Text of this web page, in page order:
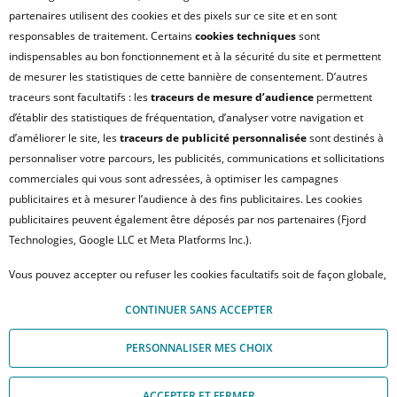
UN PROBLÈME SUR LE SITE ?
PLAN DU SITE
QUI SOMMES NOUS ?
MODULE DE GESTION DES COOKIES
HONORAIRES TRANSACTION
HONORAIRES GESTION LOCATIVE
GESTION DE VOS DONNÉES PERSONNELLES
ACCESSIBILITÉ : NON CONFORME
© Crédit Agricole Immobilier – 12 place des États-Unis – 92545 Montrouge
Cedex
partenaires utilisent des cookies et des pixels sur ce site et en sont
responsables de traitement. Certainscookies techniquessont
indispensables au bon fonctionnement et à la sécurité du site et permettent
de mesurer les statistiques de cette bannière de consentement. D’autres
traceurs sont facultatifs : lestraceurs de mesure d’audience permettent
d’établir des statistiques de fréquentation, d’analyser votre navigation et
d’améliorer le site, lestraceurs de publicité personnaliséesont destinés à
personnaliser votre parcours, les publicités, communications et sollicitations
commerciales qui vous sont adressées, à optimiser les campagnes
publicitaires et à mesurer l’audience à des fins publicitaires. Les cookies
publicitaires peuvent également être déposés par nos partenaires (Fjord
Technologies, Google LLC et Meta Platforms Inc.).
Vous pouvez accepter ou refuser les cookies facultatifs soit de façon globale,
pas poursuivre votre navigation sur notre site. Votre choix peut être modifié
à tout moment, en cliquant sur le lien « Module de Gestion des cookies", en
Pour en savoir plus sur les responsables de traitement et les finalités, cliquez
CONTINUER SANS ACCEPTER
PERSONNALISER MES CHOIX